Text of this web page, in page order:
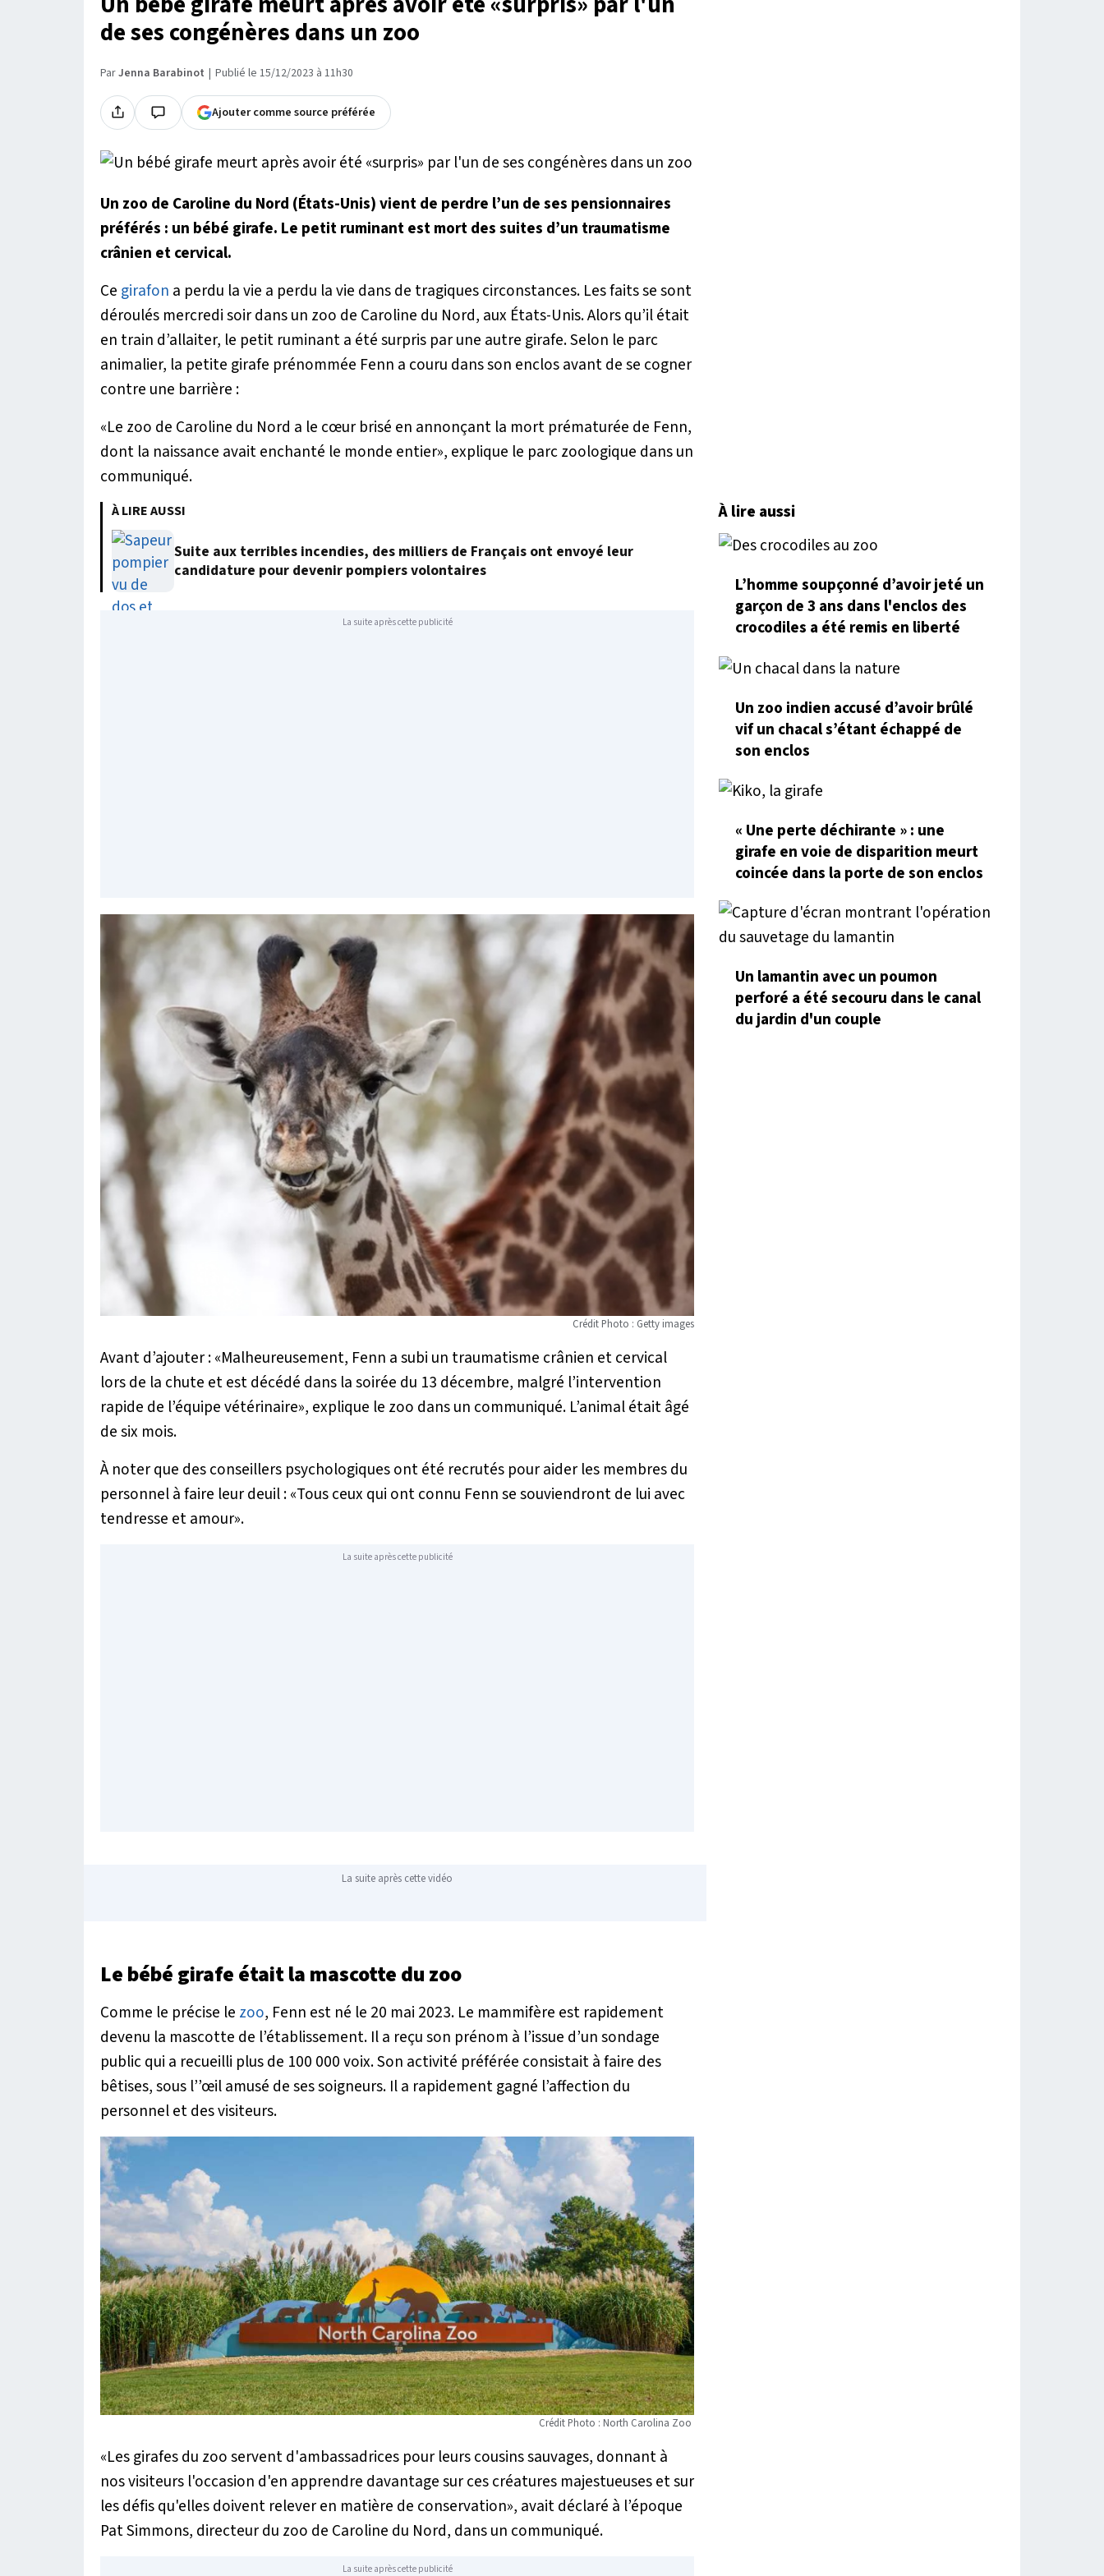
de ses congénères dans un zoo
ParJenna Barabinot Publié le 15/12/2023 à 11h30
Ajouter comme source préférée
Un zoo de Caroline du Nord (États-Unis) vient de perdre l’un de ses pensionnaires
préférés : un bébé girafe. Le petit ruminant est mort des suites d’un traumatisme
crânien et cervical.
Ce girafon a perdu la vie a perdu la vie dans de tragiques circonstances. Les faits se sont
déroulés mercredi soir dans un zoo de Caroline du Nord, aux États-Unis. Alors qu’il était
en train d’allaiter, le petit ruminant a été surpris par une autre girafe. Selon le parc
animalier, la petite girafe prénommée Fenn a couru dans son enclos avant de se cogner
contre une barrière :
«Le zoo de Caroline du Nord a le cœur brisé en annonçant la mort prématurée de Fenn,
dont la naissance avait enchanté le monde entier», explique le parc zoologique dans un
communiqué.
À LIRE AUSSI
Suite aux terribles incendies, des milliers de Français ont envoyé leur
candidature pour devenir pompiers volontaires
La suite après cette publicité
Crédit Photo : Getty images
Avant d’ajouter : «Malheureusement, Fenn a subi un traumatisme crânien et cervical
lors de la chute et est décédé dans la soirée du 13 décembre, malgré l’intervention
rapide de l’équipe vétérinaire», explique le zoo dans un communiqué. L’animal était âgé
de six mois.
À noter que des conseillers psychologiques ont été recrutés pour aider les membres du
personnel à faire leur deuil : «Tous ceux qui ont connu Fenn se souviendront de lui avec
tendresse et amour».
La suite après cette publicité
La suite après cette vidéo
Le bébé girafe était la mascotte du zoo
Comme le précise le zoo, Fenn est né le 20 mai 2023. Le mammifère est rapidement
devenu la mascotte de l’établissement. Il a reçu son prénom à l’issue d’un sondage
public qui a recueilli plus de 100 000 voix. Son activité préférée consistait à faire des
bêtises, sous l’’œil amusé de ses soigneurs. Il a rapidement gagné l’affection du
personnel et des visiteurs.
Crédit Photo : North Carolina Zoo
«Les girafes du zoo servent d'ambassadrices pour leurs cousins sauvages, donnant à
nos visiteurs l'occasion d'en apprendre davantage sur ces créatures majestueuses et sur
les défis qu'elles doivent relever en matière de conservation», avait déclaré à l’époque
Pat Simmons, directeur du zoo de Caroline du Nord, dans un communiqué.
La suite après cette publicité
À lire aussi
L’homme soupçonné d’avoir jeté un
garçon de 3 ans dans l'enclos des
crocodiles a été remis en liberté
Un zoo indien accusé d’avoir brûlé
vif un chacal s’étant échappé de
son enclos
« Une perte déchirante » : une
girafe en voie de disparition meurt
coincée dans la porte de son enclos
Un lamantin avec un poumon
perforé a été secouru dans le canal
du jardin d'un couple